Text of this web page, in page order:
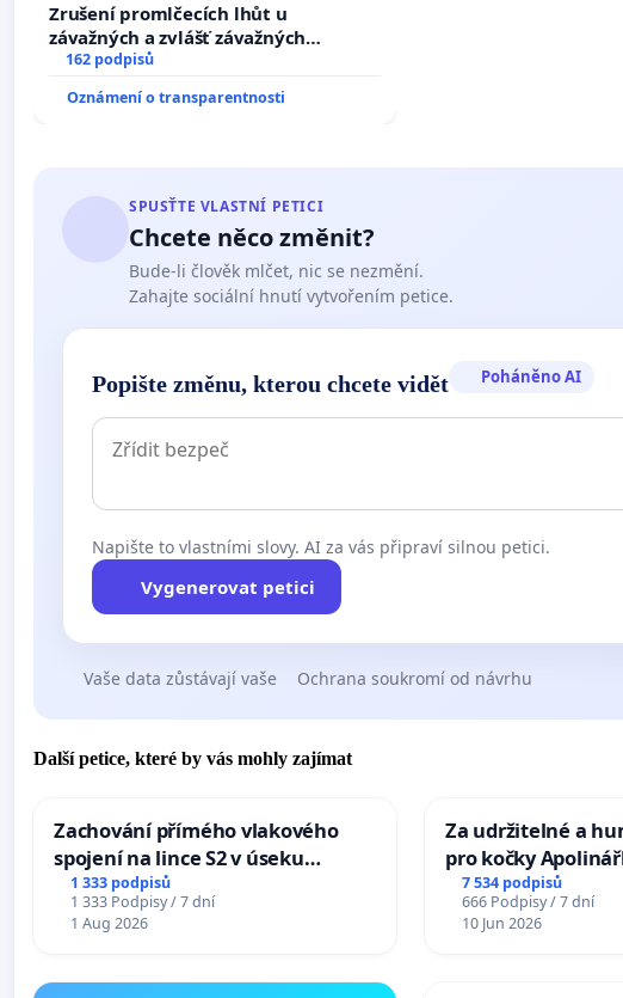
Zrušení promlčecích lhůt u
závažných a zvlášť závažných
trestných činů
162 podpisů
Oznámení o transparentnosti
SPUSŤTE VLASTNÍ PETICI
Chcete něco změnit?
Bude-li člověk mlčet, nic se nezmění.
Zahajte sociální hnutí vytvořením petice.
Popište změnu, kterou chcete vidět Poháněno AI
Napište to vlastními slovy. AI za vás připraví silnou petici.
Vygenerovat petici
Vaše data zůstávají vaše Ochrana soukromí od návrhu
Další petice, které by vás mohly zajímat
Zachování přímého vlakového
spojení na lince S2 v úseku
Ostrava – Bohumín – Karviná –
Mosty u Jablunkova
1 333 podpisů
1 333 Podpisy / 7 dní
1 Aug 2026
Za udržitelné a
pro kočky
7 534 podpisů
666 Podpisy / 7 dní
10 Jun 2026